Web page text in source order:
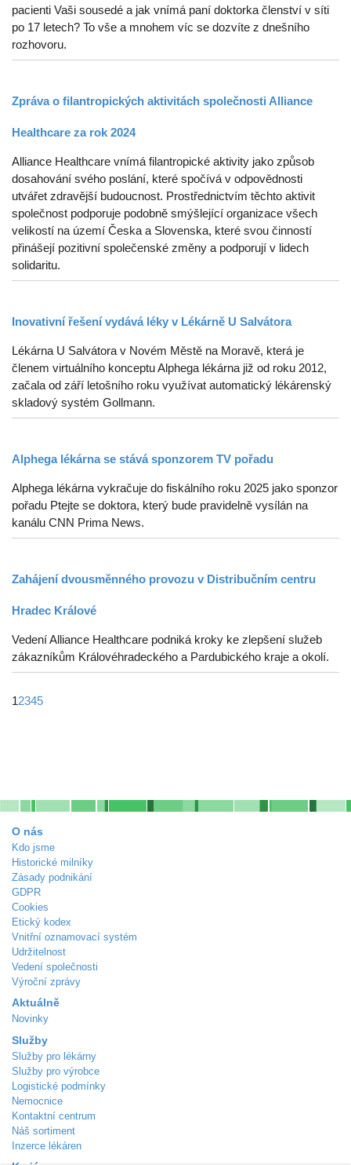
pacienti Vaši sousedé a jak vnímá paní doktorka členství v síti
po 17 letech? To vše a mnohem víc se dozvíte z dnešního
rozhovoru.
Zpráva o filantropických aktivitách společnosti Alliance
Healthcare za rok 2024
Alliance Healthcare vnímá filantropické aktivity jako způsob
dosahování svého poslání, které spočívá v odpovědnosti
utvářet zdravější budoucnost. Prostřednictvím těchto aktivit
společnost podporuje podobně smýšlející organizace všech
velikostí na území Česka a Slovenska, které svou činností
přinášejí pozitivní společenské změny a podporují v lidech
solidaritu.
Inovativní řešení vydává léky v Lékárně U Salvátora
Lékárna U Salvátora v Novém Městě na Moravě, která je
členem virtuálního konceptu Alphega lékárna již od roku 2012,
začala od září letošního roku využívat automatický lékárenský
skladový systém Gollmann.
Alphega lékárna se stává sponzorem TV pořadu
Alphega lékárna vykračuje do fiskálního roku 2025 jako sponzor
pořadu Ptejte se doktora, který bude pravidelně vysílán na
kanálu CNN Prima News.
Zahájení dvousměnného provozu v Distribučním centru
Hradec Králové
Vedení Alliance Healthcare podniká kroky ke zlepšení služeb
zákazníkům Královéhradeckého a Pardubického kraje a okolí.
12345
O nás
Kdo jsme
Historické milníky
Zásady podnikání
GDPR
Cookies
Etický kodex
Vnitřní oznamovací systém
Udržitelnost
Vedení společnosti
Výroční zprávy
Aktuálně
Novinky
Služby
Služby pro lékárny
Služby pro výrobce
Logistické podmínky
Nemocnice
Kontaktní centrum
Náš sortiment
Inzerce lékáren